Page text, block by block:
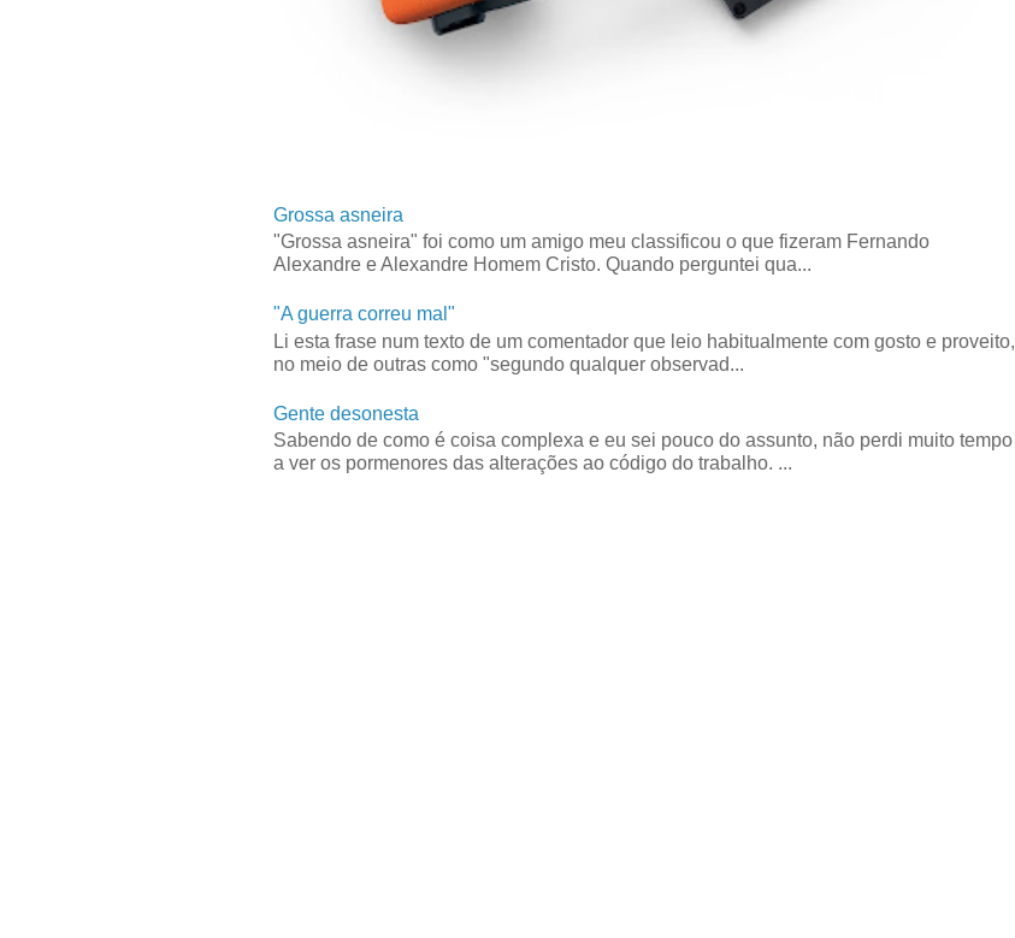
Grossa asneira
"Grossa asneira" foi como um amigo meu classificou o que fizeram Fernando
Alexandre e Alexandre Homem Cristo. Quando perguntei qua...
"A guerra correu mal"
Li esta frase num texto de um comentador que leio habitualmente com gosto e proveito,
no meio de outras como "segundo qualquer observad...
Gente desonesta
Sabendo de como é coisa complexa e eu sei pouco do assunto, não perdi muito tempo
a ver os pormenores das alterações ao código do trabalho. ...